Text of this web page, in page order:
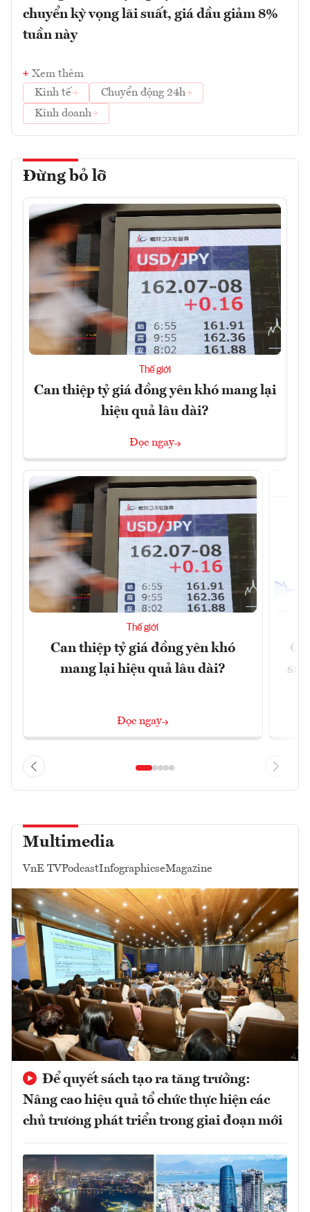
chuyển kỳ vọng lãi suất, giá dầu giảm 8%
tuần này
Xem thêm
Kinh tế
Chuyển động 24h
Kinh doanh
Đừng bỏ lỡ
Thế giới
Can thiệp tỷ giá đồng yên khó mang lại
hiệu quả lâu dài?
Đọc ngay
Thế giới
Can thiệp tỷ giá đồng yên khó
mang lại hiệu quả lâu dài?
Đọc ngay
Multimedia
VnE TVPodcastInfographicseMagazine
Để quyết sách tạo ra tăng trưởng:
Nâng cao hiệu quả tổ chức thực hiện các
chủ trương phát triển trong giai đoạn mới